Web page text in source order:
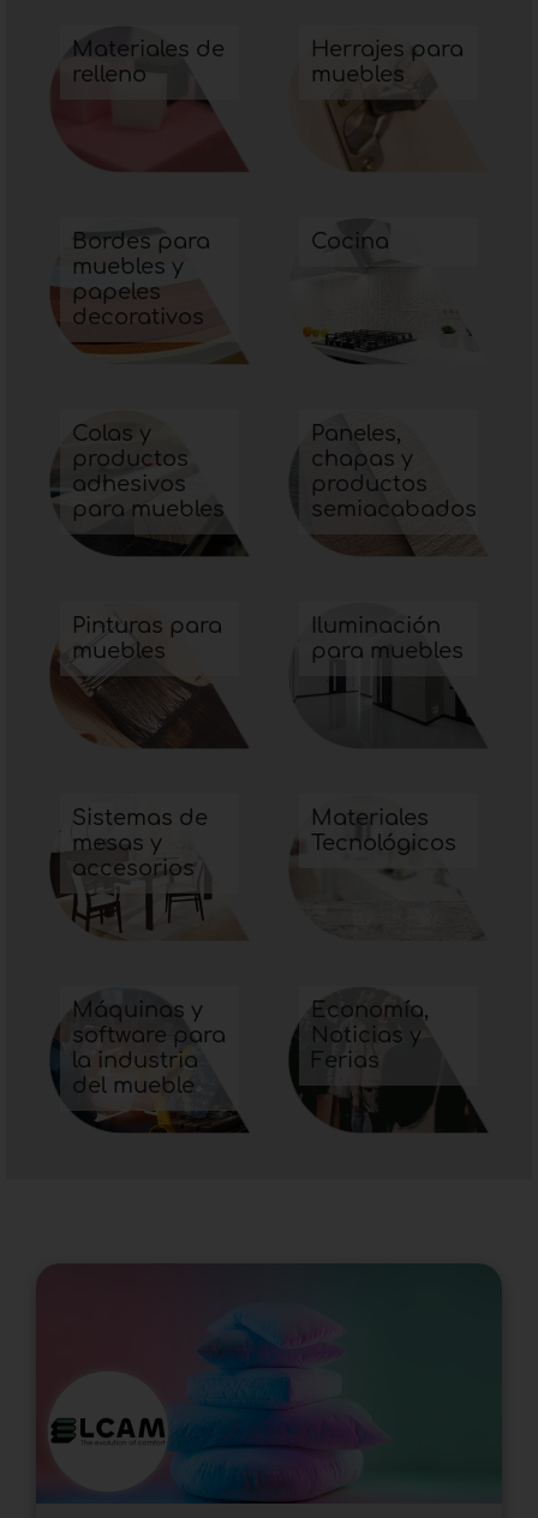
trabajan en él.
Materiales de
relleno
Herrajes para
muebles
Bordes para
muebles y
papeles
decorativos
Cocina
Colas y
productos
adhesivos
para muebles
Paneles,
chapas y
productos
semiacabados
Pinturas para
muebles
Iluminación
para muebles
Sistemas de
mesas y
accesorios
Materiales
Tecnológicos
Máquinas y
software para
la industria
del mueble
Economía,
Noticias y
Ferias